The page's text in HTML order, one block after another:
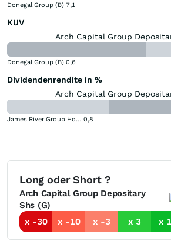
Donegal Group (B) 7,1
KUV
Arch Capital Group
Donegal Group (B) 0,6
Dividendenrendite in %
Arch Capital Group
James River Group Holdings 0,8
Long oder Short ?
Arch Capital Group Depositary
Shs (G)
x -30
x -10 x -3 x 3 x